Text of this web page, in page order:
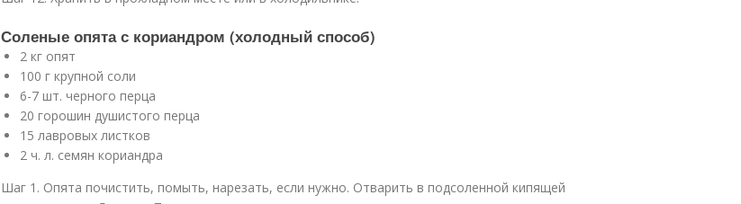
Соленые опята с кориандром (холодный способ)
2 кг опят
100 г крупной соли
6-7 шт. черного перца
20 горошин душистого перца
15 лавровых листков
2 ч. л. семян кориандра
Шаг 1. Опята почистить, помыть, нарезать, если нужно. Отварить в подсоленной кипящей